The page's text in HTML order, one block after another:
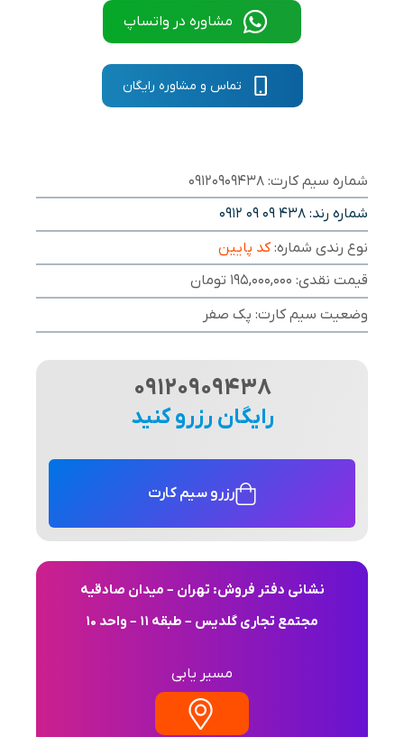
مشاوره در واتساپ
تماس و مشاوره رایگان
شماره سیم کارت: 09120909438
شماره رند:0912 09 09 438
نوع رندی شماره:کد پایین
قیمت نقدی: 195,000,000 تومان
وضعیت سیم کارت: پک صفر
09120909438
رایگان رزرو کنید
رزرو سیم کارت
نشانی دفتر فروش: تهران – میدان صادقیه
مجتمع تجاری گلدیس – طبقه 11 – واحد 10
مسیر یابی